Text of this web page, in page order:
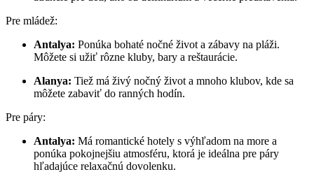
Pre mládež:
Antalya: Ponúka bohaté nočné život a zábavy na pláži.
Môžete si užiť rôzne kluby, bary a reštaurácie.
Alanya: Tiež má živý nočný život a mnoho klubov, kde sa
môžete zabaviť do ranných hodín.
Pre páry:
Antalya: Má romantické hotely s výhľadom na more a
ponúka pokojnejšiu atmosféru, ktorá je ideálna pre páry
hľadajúce relaxačnú dovolenku.